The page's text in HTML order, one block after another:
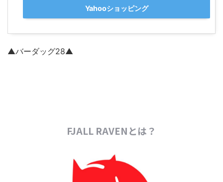
Yahooショッピング
▲バーダッグ28▲
FJALL RAVENとは？